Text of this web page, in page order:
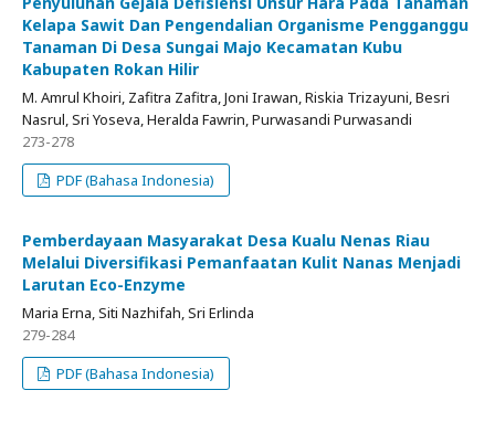
Kelapa Sawit Dan Pengendalian Organisme Pengganggu
Tanaman Di Desa Sungai Majo Kecamatan Kubu
Kabupaten Rokan Hilir
M. Amrul Khoiri, Zafitra Zafitra, Joni Irawan, Riskia Trizayuni, Besri
Nasrul, Sri Yoseva, Heralda Fawrin, Purwasandi Purwasandi
273-278
PDF (Bahasa Indonesia)
Pemberdayaan Masyarakat Desa Kualu Nenas Riau
Melalui Diversifikasi Pemanfaatan Kulit Nanas Menjadi
Larutan Eco-Enzyme
Maria Erna, Siti Nazhifah, Sri Erlinda
279-284
PDF (Bahasa Indonesia)